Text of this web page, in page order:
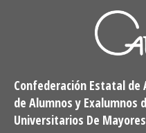
Confederación Estatal de
de Alumnos y Exalumnos
Universitarios De